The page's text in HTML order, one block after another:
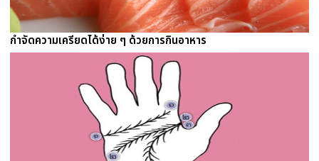
กำจัดความเครียดได้ง่าย ๆ ด้วยการกินอาหาร